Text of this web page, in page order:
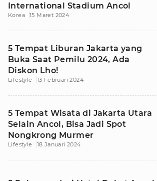
International Stadium Ancol
Korea 15 Maret 2024
5 Tempat Liburan Jakarta yang
Buka Saat Pemilu 2024, Ada
Diskon Lho!
Lifestyle 13 Februari 2024
5 Tempat Wisata di Jakarta Utara
Selain Ancol, Bisa Jadi Spot
Nongkrong Murmer
Lifestyle 18 Januari 2024